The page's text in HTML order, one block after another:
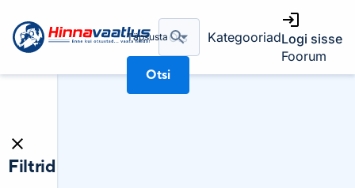
Täpsusta
Otsi
KategooriadLogi sisse
Foorum
Filtrid